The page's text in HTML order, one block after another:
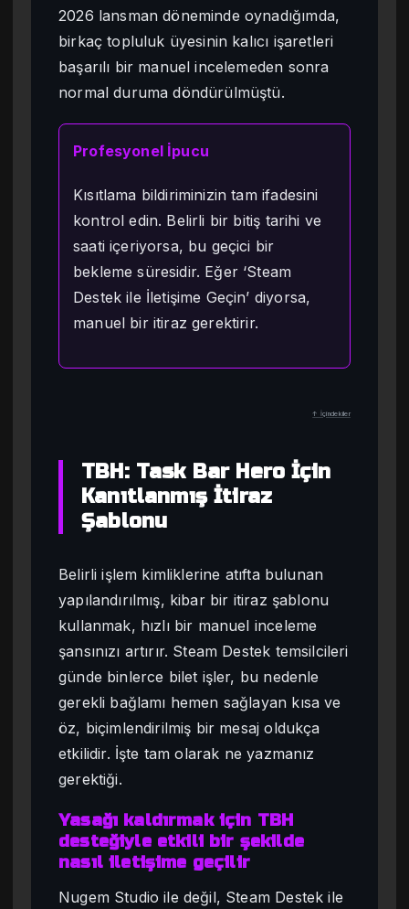
2026 lansman döneminde oynadığımda,
birkaç topluluk üyesinin kalıcı işaretleri
başarılı bir manuel incelemeden sonra
normal duruma döndürülmüştü.
Profesyonel İpucu
Kısıtlama bildiriminizin tam ifadesini
kontrol edin. Belirli bir bitiş tarihi ve
saati içeriyorsa, bu geçici bir
bekleme süresidir. Eğer ‘Steam
Destek ile İletişime Geçin’ diyorsa,
manuel bir itiraz gerektirir.
↑ İçindekiler
TBH: Task Bar Hero İçin
Kanıtlanmış İtiraz
Şablonu
Belirli işlem kimliklerine atıfta bulunan
yapılandırılmış, kibar bir itiraz şablonu
kullanmak, hızlı bir manuel inceleme
şansınızı artırır. Steam Destek temsilcileri
günde binlerce bilet işler, bu nedenle
gerekli bağlamı hemen sağlayan kısa ve
öz, biçimlendirilmiş bir mesaj oldukça
etkilidir. İşte tam olarak ne yazmanız
gerektiği.
Yasağı kaldırmak için TBH
desteğiyle etkili bir şekilde
nasıl iletişime geçilir
Nugem Studio ile değil, Steam Destek ile